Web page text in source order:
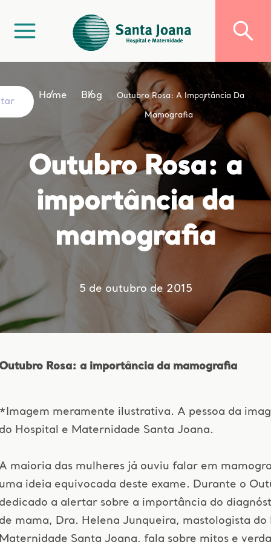
Home Blog Outubro Rosa: A Importância Da
Mamografia
Outubro Rosa: a
importância da
mamografia
5 de outubro de 2015
Rosa: a importância da mamografia
meramente ilustrativa. A pessoa da
Hospital e Maternidade Santa Joana.
maioria das mulheres já ouviu falar em
ideia equivocada deste exame. Durante o
a alertar sobre a importância do
mama, Dra. Helena Junqueira, mastologista do
Santa Joana, fala sobre mitos e